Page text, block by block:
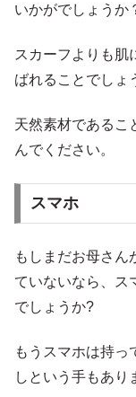
いかがでしょうか
スカーフよりも肌
ばれることでしょ
天然素材であるこ
んでください。
スマホ
もしまだお母さん
ていないなら、ス
でしょうか?
もうスマホは持っ
しという手もあり